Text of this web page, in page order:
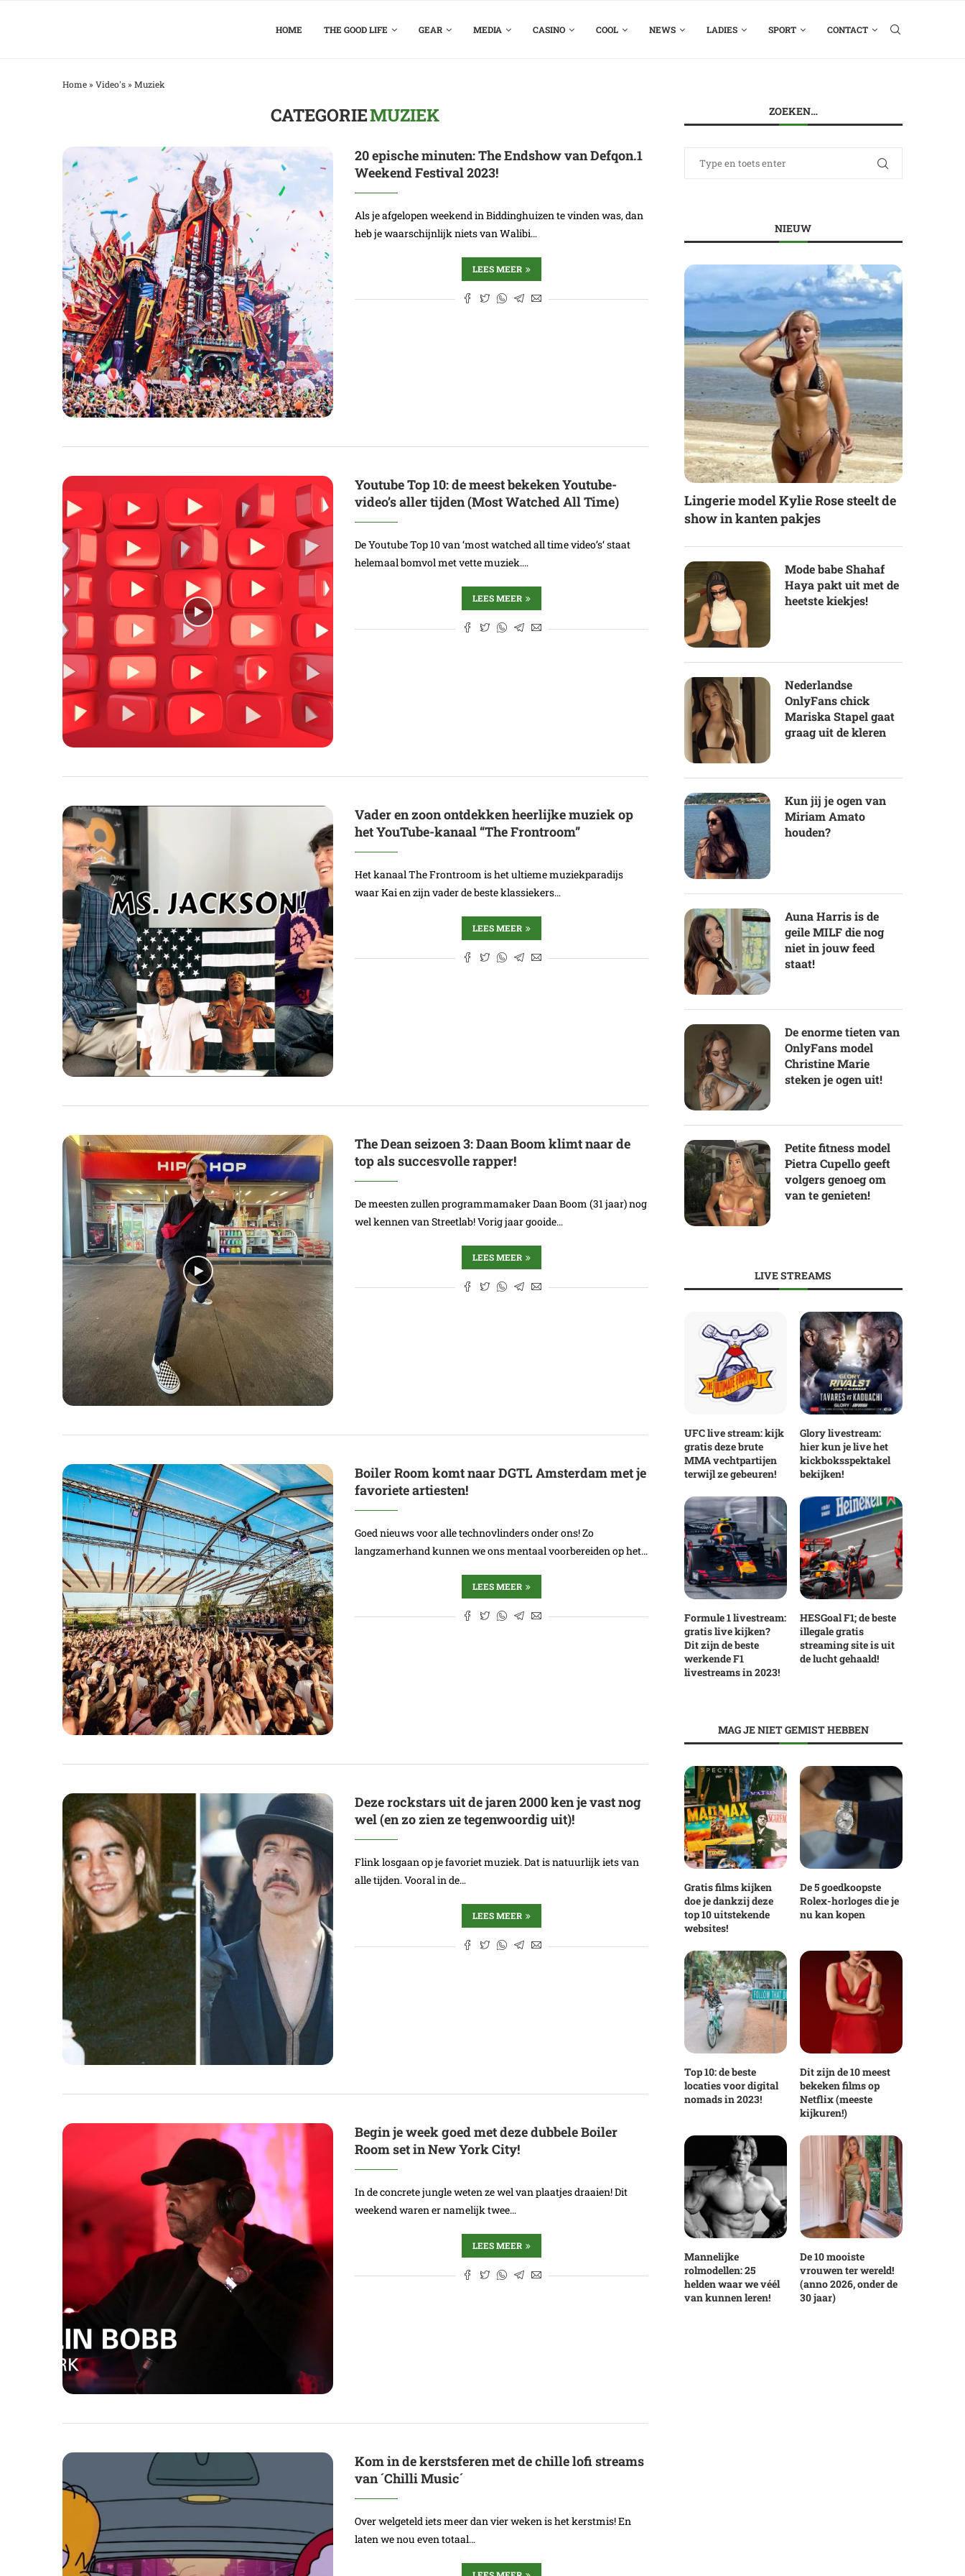
HOME THE GOOD LIFE GEAR MEDIA CASINO COOL NEWS LADIES SPORT CONTACT
Home» Video's» Muziek
CATEGORIEMUZIEK
20 epische minuten: The Endshow van Defqon.1
Weekend Festival 2023!
Als je afgelopen weekend in Biddinghuizen te vinden was, dan
heb je waarschijnlijk niets van Walibi…
LEES MEER
Youtube Top 10: de meest bekeken Youtube-
video’s aller tijden (Most Watched All Time)
De Youtube Top 10 van ‘most watched all time video’s‘ staat
helemaal bomvol met vette muziek.…
LEES MEER
Vader en zoon ontdekken heerlijke muziek op
het YouTube-kanaal “The Frontroom”
Het kanaal The Frontroom is het ultieme muziekparadijs
waar Kai en zijn vader de beste klassiekers…
LEES MEER
The Dean seizoen 3: Daan Boom klimt naar de
top als succesvolle rapper!
De meesten zullen programmamaker Daan Boom (31 jaar) nog
wel kennen van Streetlab! Vorig jaar gooide…
LEES MEER
Boiler Room komt naar DGTL Amsterdam met je
favoriete artiesten!
Goed nieuws voor alle technovlinders onder ons! Zo
langzamerhand kunnen we ons mentaal voorbereiden op het…
LEES MEER
Deze rockstars uit de jaren 2000 ken je vast nog
wel (en zo zien ze tegenwoordig uit)!
Flink losgaan op je favoriet muziek. Dat is natuurlijk iets van
alle tijden. Vooral in de…
LEES MEER
Begin je week goed met deze dubbele Boiler
Room set in New York City!
In de concrete jungle weten ze wel van plaatjes draaien! Dit
weekend waren er namelijk twee…
LEES MEER
Kom in de kerstsferen met de chille lofi streams
van ´Chilli Music´
Over welgeteld iets meer dan vier weken is het kerstmis! En
laten we nou even totaal…
ZOEKEN…
NIEUW
Lingerie model Kylie Rose steelt de
show in kanten pakjes
Mode babe Shahaf
Haya pakt uit met de
heetste kiekjes!
Nederlandse
OnlyFans chick
Mariska Stapel gaat
graag uit de kleren
Kun jij je ogen van
Miriam Amato
houden?
Auna Harris is de
geile MILF die nog
niet in jouw feed
staat!
De enorme tieten van
OnlyFans model
Christine Marie
steken je ogen uit!
Petite fitness model
Pietra Cupello geeft
volgers genoeg om
van te genieten!
LIVE STREAMS
UFC live stream: kijk
gratis deze brute
MMA vechtpartijen
terwijl ze gebeuren!
Glory livestream:
hier kun je live het
kickboksspektakel
bekijken!
Formule 1 livestream:
gratis live kijken?
Dit zijn de beste
werkende F1
livestreams in 2023!
HESGoal F1; de beste
illegale gratis
streaming site is uit
de lucht gehaald!
MAG JE NIET GEMIST HEBBEN
Gratis films kijken
doe je dankzij deze
top 10 uitstekende
websites!
De 5 goedkoopste
Rolex-horloges die je
nu kan kopen
Top 10: de beste
locaties voor digital
nomads in 2023!
Dit zijn de 10 meest
bekeken films op
Netflix (meeste
kijkuren!)
Mannelijke
rolmodellen: 25
helden waar we véél
van kunnen leren!
De 10 mooiste
vrouwen ter wereld!
(anno 2026, onder de
30 jaar)